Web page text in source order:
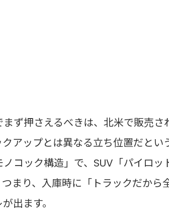
ず押さえるべきは、北米で販売
クアップとは異なる立ち位置だとい
コック構造」で、SUV「パイロ
まり、入庫時に「トラックだから
出ます。